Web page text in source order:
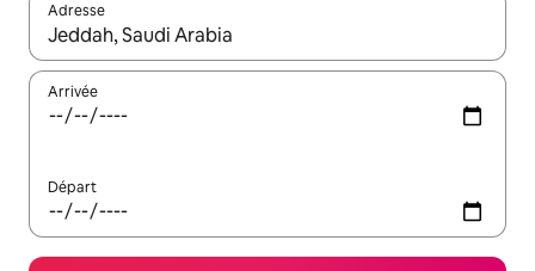
Adresse
Lorsque les résultats s'affichent, utilisez les flèches vers le
Arrivée
Départ